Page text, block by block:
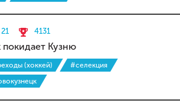
21 4131
Кузню
(хоккей)
#селекция